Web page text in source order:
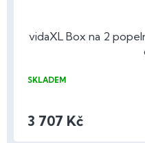
vidaXL Box na 2
SKLADEM
3 707 Kč